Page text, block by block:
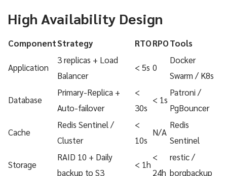
High Availability Design
ComponentStrategy RTORPOTools
Application
3 replicas + Load
Balancer
< 5s 0
Docker
Swarm / K8s
Database
Primary-Replica +
Auto-failover
<
30s
< 1s
Patroni /
PgBouncer
Cache
Redis Sentinel /
Cluster
<
10s
N/A
Redis
Sentinel
Storage
RAID 10 + Daily
backup to S3
< 1h
<
24h
restic /
borgbackup